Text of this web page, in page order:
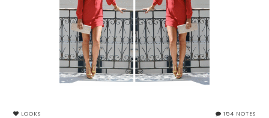
154 NOTES
LOOKS